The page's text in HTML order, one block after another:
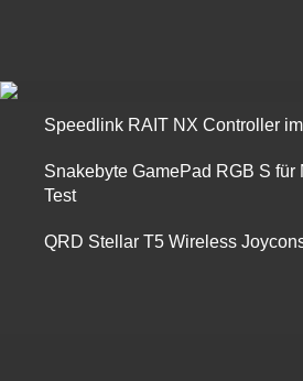
Speedlink RAIT NX Controller
Snakebyte GamePad RGB S
Test
QRD Stellar T5 Wireless